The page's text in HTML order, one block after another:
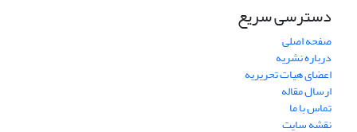
دسترسی سریع
صفحه اصلی
درباره نشریه
اعضای هیات تحریریه
ارسال مقاله
تماس با ما
نقشه سایت